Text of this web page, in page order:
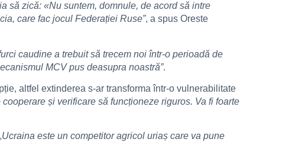
să zică: «Nu suntem, domnule, de acord să intre
care fac jocul Federației Ruse”, a spus Oreste
caudine a trebuit să trecem noi într-o perioadă de
MCV pus deasupra noastră”.
altfel extinderea s-ar transforma într-o vulnerabilitate
și verificare să funcționeze riguros. Va fi foarte
este un competitor agricol uriaș care va pune